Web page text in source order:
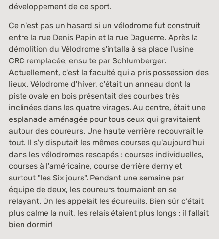
développement de ce sport.
Ce n'est pas un hasard si un vélodrome fut construit
entre la rue Denis Papin et la rue Daguerre. Après la
démolition du Vélodrome s'intalla à sa place l'usine
CRC remplacée, ensuite par Schlumberger.
Actuellement, c'est la faculté qui a pris possession des
lieux. Vélodrome d'hiver, c'était un anneau dont la
piste ovale en bois présentait des courbes très
inclinées dans les quatre virages. Au centre, était une
esplanade aménagée pour tous ceux qui gravitaient
autour des coureurs. Une haute verrière recouvrait le
tout. Il s'y disputait les mêmes courses qu'aujourd'hui
dans les vélodromes rescapés : courses individuelles,
courses à l'américaine, course derrière derny et
surtout "les Six jours". Pendant une semaine par
équipe de deux, les coureurs tournaient en se
relayant. On les appelait les écureuils. Bien sûr c'était
plus calme la nuit, les relais étaient plus longs : il fallait
bien dormir!